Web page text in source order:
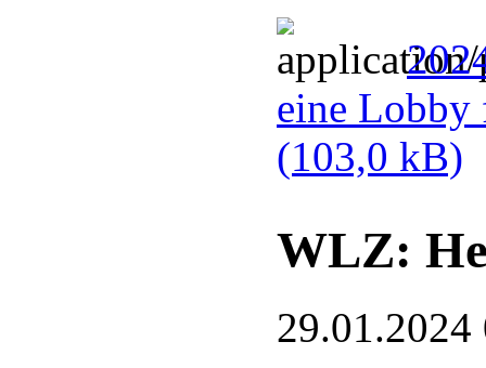
eine Lobby
(103,0 kB)
WLZ:
29.01.2024